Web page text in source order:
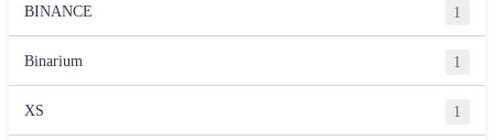
BINANCE 1
Binarium 1
XS 1